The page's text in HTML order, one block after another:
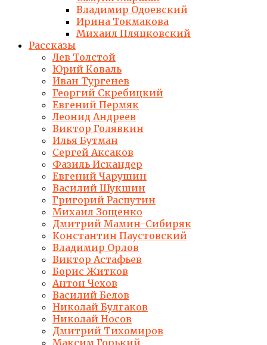
Владимир Одоевский
Ирина Токмакова
Михаил Пляцковский
Рассказы
Лев Толстой
Юрий Коваль
Иван Тургенев
Георгий Скребицкий
Евгений Пермяк
Леонид Андреев
Виктор Голявкин
Илья Бутман
Сергей Аксаков
Фазиль Искандер
Евгений Чарушин
Василий Шукшин
Григорий Распутин
Михаил Зощенко
Дмитрий Мамин-Сибиряк
Константин Паустовский
Владимир Орлов
Виктор Астафьев
Борис Житков
Антон Чехов
Василий Белов
Николай Булгаков
Николай Носов
Дмитрий Тихомиров
Максим Горький